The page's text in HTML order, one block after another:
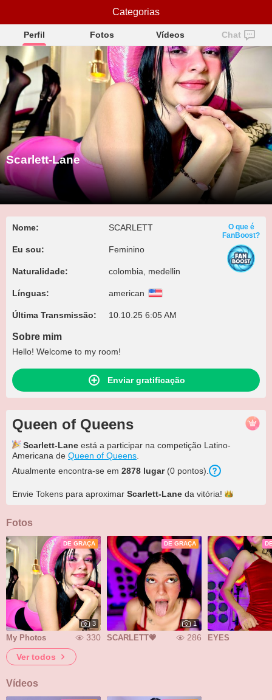
Scarlett-Lane
Perfil Fotos Vídeos Chat
Scarlett-Lane
Nome: SCARLETT
Eu sou: Feminino
Naturalidade: colombia, medellin
Línguas: american
Última Transmissão: 10.10.25 6:05 AM
O que é
FanBoost?
Sobre mim
Hello! Welcome to my room!
Enviar gratificação
Queen of Queens
Scarlett-Lane está a participar na competição Latino-
Americana de Queen of Queens
Atualmente encontra-se em 2878 lugar(0 pontos).
Envie Tokens para aproximar Scarlett-Lane da vitória!
Fotos
DE GRAÇA
3
My Photos 330
DE GRAÇA
1
SCARLETT💗 286 EYES
Ver todos
Vídeos
Categorias